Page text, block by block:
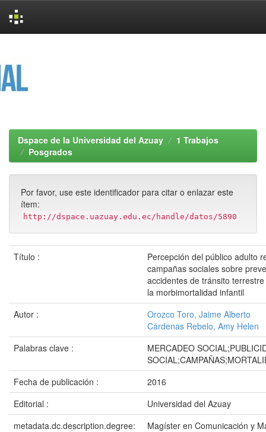
Dspace de la Universidad del Azuay
1 Trabajos
Posgrados
Por favor, use este identificador para citar o enlazar este
ítem:
http://dspace.uazuay.edu.ec/handle/datos/5890
Título :
Percepción del público adulto
campañas sociales sobre
accidentes de tránsito
la morbimortalidad infantil
Autor :
Orozco Toro, Jaime Alberto
Cárdenas Rebelo, Amy Helen
Palabras clave :
MERCADEO
Fecha de publicación :
2016
Editorial :
Universidad del Azuay
metadata.dc.description.degree:
Magíster en Comunicación y